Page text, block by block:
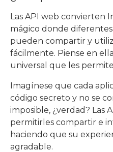
Las API web convierten
mágico donde
pueden compartir y
fácilmente. Piense en
universal que les
Imagínese que cada
código secreto y no se
imposible, ¿verdad? Las
permitirles compartir e
haciendo que su
agradable.